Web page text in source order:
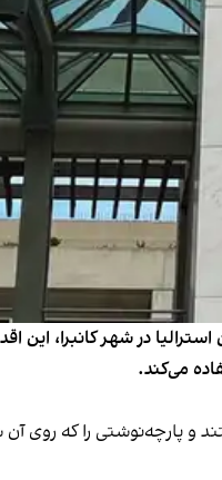
در شهر کانبرا، این
می‌کند.
و پارچه‌نوشتی را که روی